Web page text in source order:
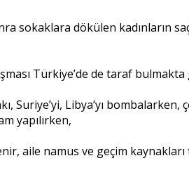
sokaklara dökülen kadınların
Türkiye’de de taraf bulmakta
Suriye’yi, Libya’yı bombalarken,
yapılırken,
aile namus ve geçim kaynakları